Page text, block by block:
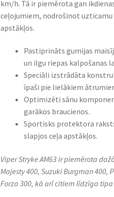
km/h. Tā ir piemērota gan
ceļojumiem, nodrošinot
apstākļos.​
Pastiprināts gumijas
un ilgu riepas kalpošanas
Speciāli izstrādāta
īpaši pie lielākiem
Optimizēti sānu
garākos braucienos.​
Sportisks protektora
slapjos ceļa apstākļos.​
Viper Stryke AM63 ir piemērota
Majesty 400, Suzuki Burgman 400,
Forza 300, kā arī citiem līdzīga